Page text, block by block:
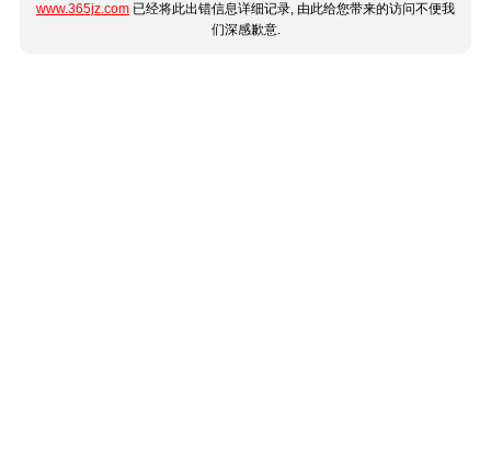
www.365jz.com 已经将此出错信息详细记录, 由此给您带来的访问不便我
们深感歉意.